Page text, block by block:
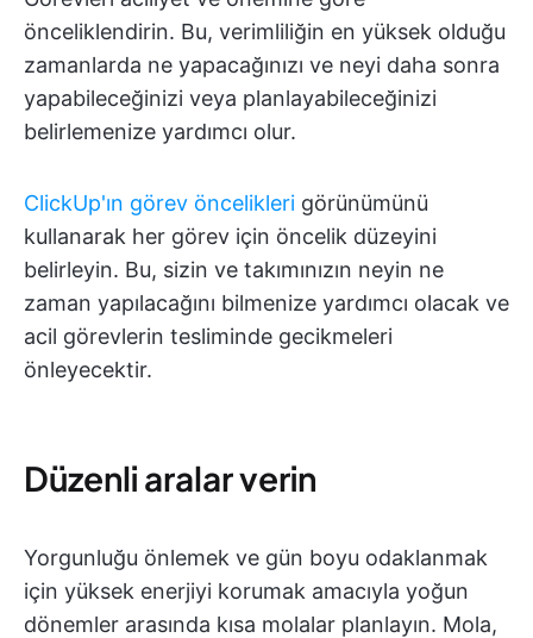
önceliklendirin. Bu, verimliliğin en yüksek olduğu
zamanlarda ne yapacağınızı ve neyi daha sonra
yapabileceğinizi veya planlayabileceğinizi
belirlemenize yardımcı olur.
ClickUp'ın görev öncelikleri görünümünü
kullanarak her görev için öncelik düzeyini
belirleyin. Bu, sizin ve takımınızın neyin ne
zaman yapılacağını bilmenize yardımcı olacak ve
acil görevlerin tesliminde gecikmeleri
önleyecektir.
Düzenli aralar verin
Yorgunluğu önlemek ve gün boyu odaklanmak
için yüksek enerjiyi korumak amacıyla yoğun
dönemler arasında kısa molalar planlayın. Mola,